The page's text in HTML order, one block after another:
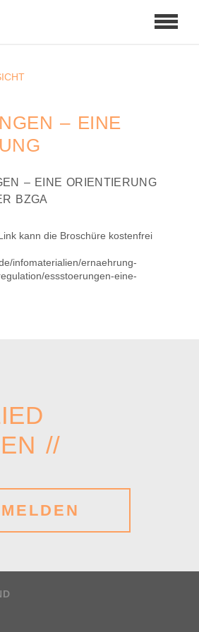
– EINE
– EINE ORIENTIERUNG
BZGA
kann die Broschüre kostenfrei
infomaterialien/ernaehrung-
essstoerungen-eine-
//